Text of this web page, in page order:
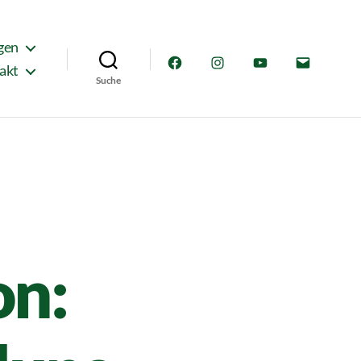
Suche
FacebookInstagramYouTube
E-